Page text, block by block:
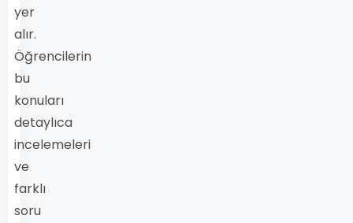
yer
alır.
Öğrencilerin
bu
konuları
detaylıca
incelemeleri
ve
farklı
soru